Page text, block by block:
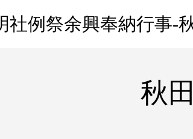
社例祭余興奉納行事-
秋